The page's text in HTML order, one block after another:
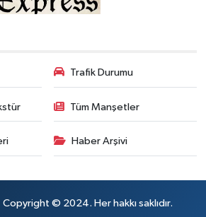
Trafik Durumu
Tüm Manşetler
Haber Arşivi
Copyright © 2024. Her hakkı saklıdır.